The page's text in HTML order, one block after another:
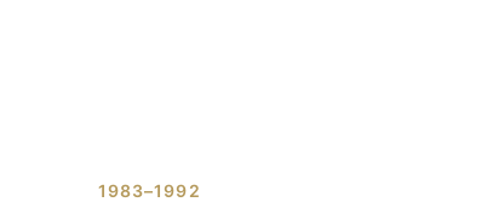
1983–1992